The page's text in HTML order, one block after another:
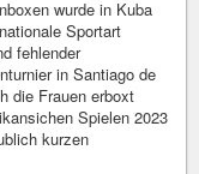
wurde in Kuba
Sportart
fehlender
in Santiago de
die Frauen erboxt
Spielen 2023
kurzen